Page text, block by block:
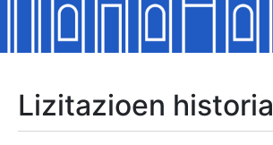
Erakutsi/Ezkutatu
Erakutsi/Ezkutatu
Lizitazioen historia